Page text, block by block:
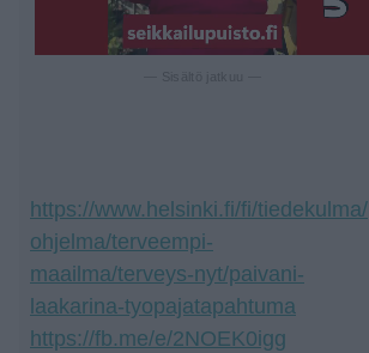
https://www.helsinki.fi/fi/tiedekulma/
ohjelma/terveempi-
maailma/terveys-nyt/paivani-
laakarina-tyopajatapahtuma
https://fb.me/e/2NOEK0igg